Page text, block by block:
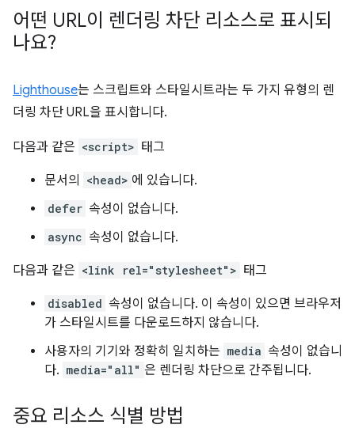
어떤 URL이 렌더링 차단 리소스로 표시되
나요?
Lighthouse는 스크립트와 스타일시트라는 두 가지 유형의 렌
더링 차단 URL을 표시합니다.
다음과 같은 <script> 태그
문서의 <head> 에 있습니다.
defer 속성이 없습니다.
async 속성이 없습니다.
다음과 같은 <link rel="stylesheet"> 태그
disabled 속성이 없습니다. 이 속성이 있으면 브라우저
가 스타일시트를 다운로드하지 않습니다.
사용자의 기기와 정확히 일치하는 media 속성이 없습니
다. media="all" 은 렌더링 차단으로 간주됩니다.
중요 리소스 식별 방법